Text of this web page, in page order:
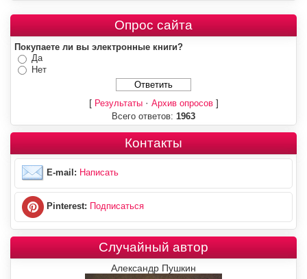
Опрос сайта
Покупаете ли вы электронные книги?
Да
Нет
[ Результаты· Архив опросов]
Всего ответов: 1963
Контакты
E-mail: Написать
Pinterest: Подписаться
Случайный автор
Александр Пушкин